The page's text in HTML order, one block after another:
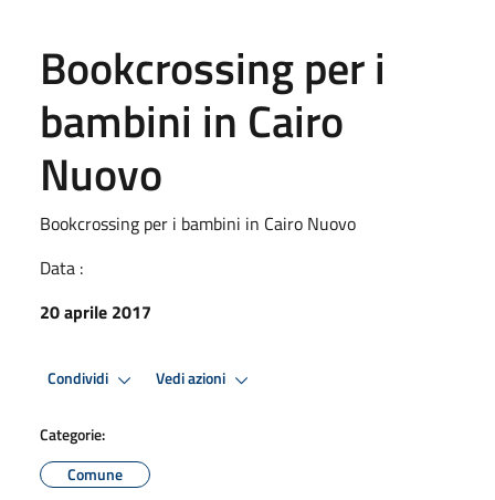
Bookcrossing per i
bambini in Cairo
Nuovo
Bookcrossing per i bambini in Cairo Nuovo
Data :
20 aprile 2017
Condividi Vedi azioni
Categorie:
Comune